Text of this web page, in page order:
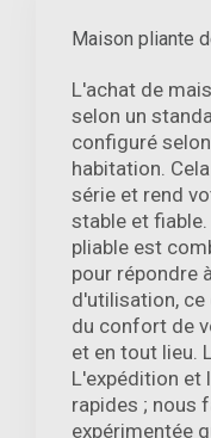
Maison pliante
L'achat de
selon un
configuré
habitation.
série et rend
stable et
pliable est
pour répondre
d'utilisation,
du confort de
et en tout lieu.
L'expédition et
rapides ; nous
expérimentée